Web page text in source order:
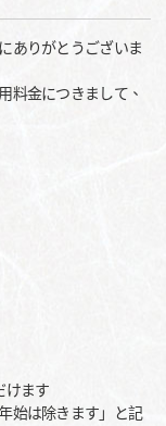
ありがとうございま
料金につきまして、
けます
始は除きます」と記